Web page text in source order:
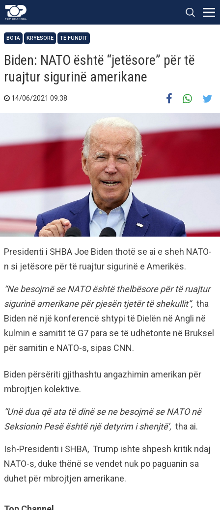
BOTA KRYESORE TË FUNDIT
Biden: NATO është “jetësore” për të
ruajtur sigurinë amerikane
14/06/2021 09:38
Presidenti i SHBA Joe Biden thotë se ai e sheh NATO-
n si jetësore për të ruajtur sigurinë e Amerikës.
“Ne besojmë se NATO është thelbësore për të ruajtur
sigurinë amerikane për pjesën tjetër të shekullit”, tha
Biden në një konferencë shtypi të Dielën në Angli në
kulmin e samitit të G7 para se të udhëtonte në Bruksel
për samitin e NATO-s, sipas CNN.
Biden përsëriti gjithashtu angazhimin amerikan për
mbrojtjen kolektive.
“Unë dua që ata të dinë se ne besojmë se NATO në
Seksionin Pesë është një detyrim i shenjtë’, tha ai.
Ish-Presidenti i SHBA, Trump ishte shpesh kritik ndaj
NATO-s, duke thënë se vendet nuk po paguanin sa
duhet për mbrojtjen amerikane.